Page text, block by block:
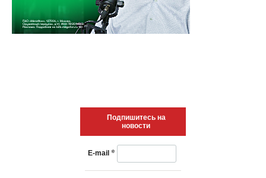
Подпишитесь на
новости
E-mail *